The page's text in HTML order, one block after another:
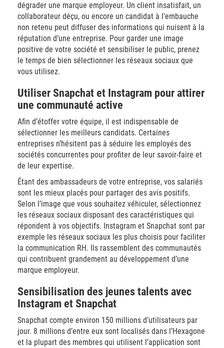
dégrader une marque employeur. Un client insatisfait, un
collaborateur déçu, ou encore un candidat à l’embauche
non retenu peut diffuser des informations qui nuisent à la
réputation d’une entreprise. Pour garder une image
positive de votre société et sensibiliser le public, prenez
le temps de bien sélectionner les réseaux sociaux que
vous utilisez.
Utiliser Snapchat et Instagram pour attirer
une communauté active
Afin d’étoffer votre équipe, il est indispensable de
sélectionner les meilleurs candidats. Certaines
entreprises n’hésitent pas à séduire les employés des
sociétés concurrentes pour profiter de leur savoir-faire et
de leur expertise.
Étant des ambassadeurs de votre entreprise, vos salariés
sont les mieux placés pour partager des avis positifs.
Selon l’image que vous souhaitez véhiculer, sélectionnez
les réseaux sociaux disposant des caractéristiques qui
répondent à vos objectifs. Instagram et Snapchat sont par
exemple les réseaux sociaux les plus choisis pour faciliter
la communication RH. Ils rassemblent des communautés
qui contribuent grandement au développement d’une
marque employeur.
Sensibilisation des jeunes talents avec
Instagram et Snapchat
Snapchat compte environ 150 millions d’utilisateurs par
jour. 8 millions d’entre eux sont localisés dans l’Hexagone
et la plupart des membres qui utilisent l’application sont